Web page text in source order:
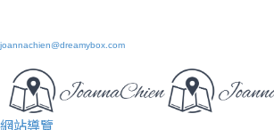
joannachien@dreamybox.com
網站導覽